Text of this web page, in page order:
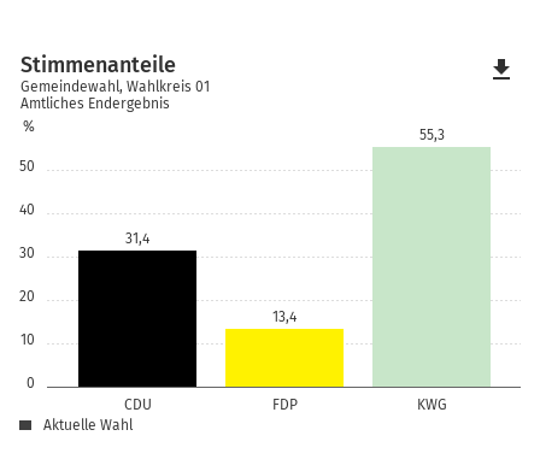
0
10
20
30
40
50
%
CDU FDP KWG
31,4
13,4
55,3
Stimmenanteile
Gemeindewahl, Wahlkreis 01
Amtliches Endergebnis
Aktuelle Wahl
file_download